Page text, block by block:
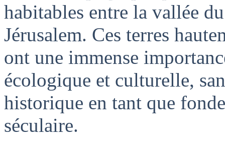
habitables entre la vallée
Jérusalem. Ces terres
ont une immense
écologique et culturelle,
historique en tant que
séculaire.